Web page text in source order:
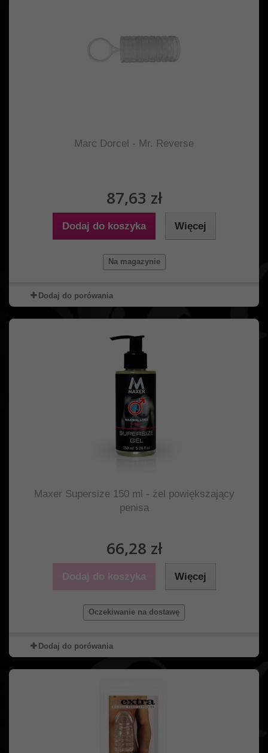
Marc Dorcel - Mr. Reverse
87,63 zł
Dodaj do koszyka Więcej
Na magazynie
Dodaj do porówania
Maxer Supersize 150 ml - żel powiększający
penisa
66,28 zł
Dodaj do koszyka Więcej
Oczekiwanie na dostawę
Dodaj do porówania